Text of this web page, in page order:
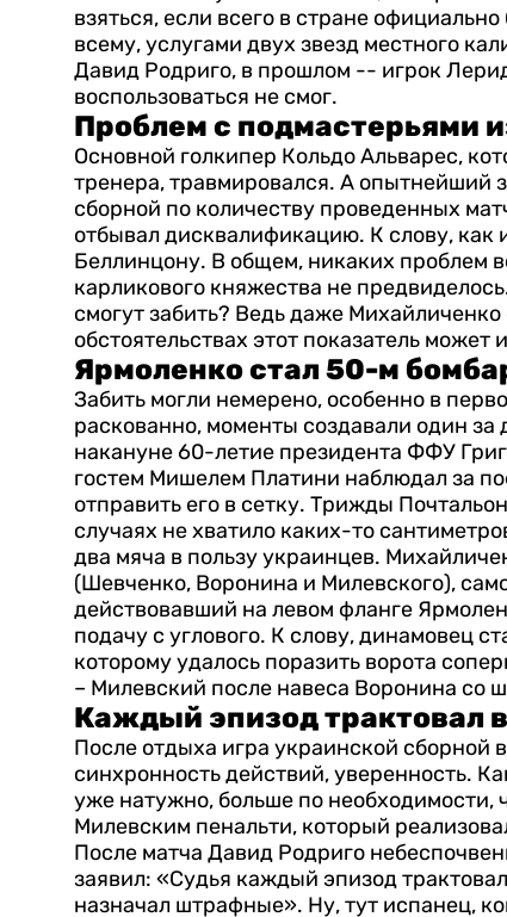
взяться, если всего в стране
всему, услугами двух звезд местного
Давид Родриго, в прошлом -- игрок
воспользоваться не смог.
Проблем с подмастерьями
Основной голкипер Кольдо Альварес,
тренера, травмировался. А опытнейший
сборной по количеству проведенных
отбывал дисквалификацию. К слову,
Беллинцону. В общем, никаких проблем
карликового княжества не
смогут забить? Ведь даже
обстоятельствах этот показатель может
Ярмоленко стал 50-м
Забить могли немерено, особенно в
раскованно, моменты создавали один
накануне 60-летие президента ФФУ
гостем Мишелем Платини наблюдал за
отправить его в сетку. Трижды
случаях не хватило каких-то
два мяча в пользу украинцев.
(Шевченко, Воронина и Милевского),
действовавший на левом фланге
подачу с углового. К слову, динамовец
которому удалось поразить ворота
– Милевский после навеса Воронина со
Каждый эпизод трактовал
После отдыха игра украинской сборной
синхронность действий, уверенность.
уже натужно, больше по
Милевским пенальти, который
После матча Давид Родриго
заявил: «Судья каждый эпизод
назначал штрафные». Ну, тут испанец,